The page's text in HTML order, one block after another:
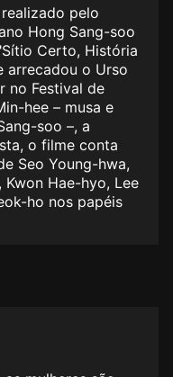
pelo
Hong Sang-soo
Certo, História
arrecadou o Urso
no Festival de
hee – musa e
soo –, a
o filme conta
Seo Young-hwa,
Hae-hyo, Lee
ho nos papéis